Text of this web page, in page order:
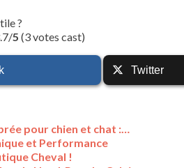
?
5 (3 votes cast)
Twitter
pour chien et chat :…
et Performance
Cheval !